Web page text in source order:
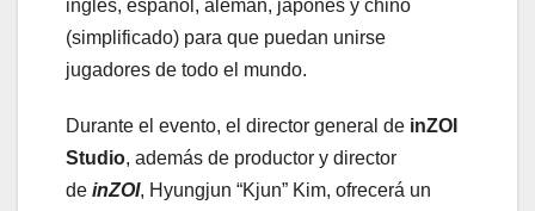
inglés, español, alemán, japonés y chino
(simplificado) para que puedan unirse
jugadores de todo el mundo.
Durante el evento, el director general de inZOI
Studio, además de productor y director
de inZOI, Hyungjun “Kjun” Kim, ofrecerá un